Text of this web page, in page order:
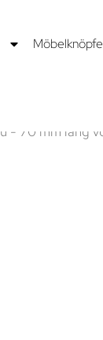
Möbelknöpfe